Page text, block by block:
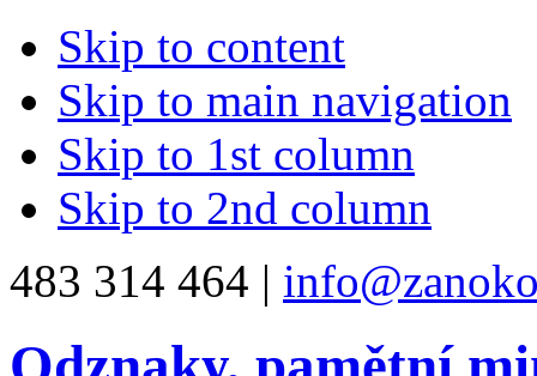
Skip to content
Skip to main navigation
Skip to 1st column
Skip to 2nd column
483 314 464 |